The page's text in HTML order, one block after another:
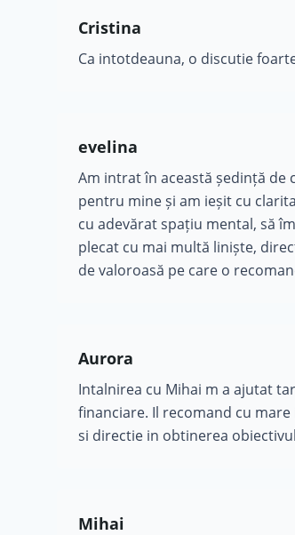
Cristina
Ca intotdeauna, o discutie
evelina
Am intrat în această ședință
pentru mine și am ieșit cu
cu adevărat spațiu mental, să
plecat cu mai multă liniște,
de valoroasă pe care o
Aurora
Intalnirea cu Mihai m a ajutat
financiare. Il recomand cu
si directie in obtinerea
Mihai